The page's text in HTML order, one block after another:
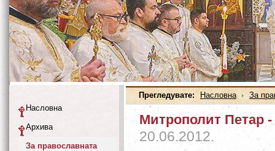
Прегледувате: Насловна За
Митрополит Петар
20.06.2012.
Насловна
Архива
За православната